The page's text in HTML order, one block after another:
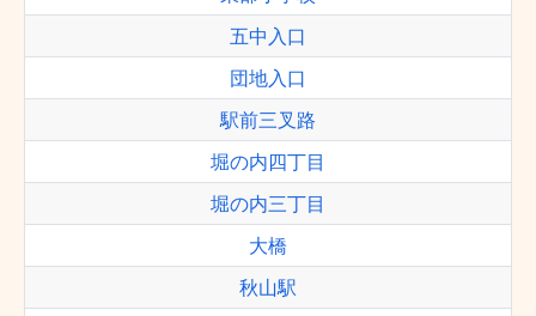
五中入口
団地入口
駅前三叉路
堀の内四丁目
堀の内三丁目
大橋
秋山駅